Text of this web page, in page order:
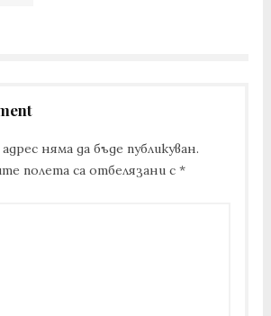
няма да бъде публикуван.
полета са отбелязани с *